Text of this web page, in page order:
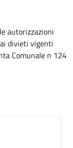
autorizzazioni
divieti vigenti
Comunale n 124